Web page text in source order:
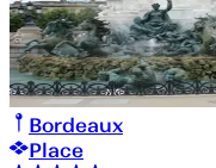
Bordeaux
Place